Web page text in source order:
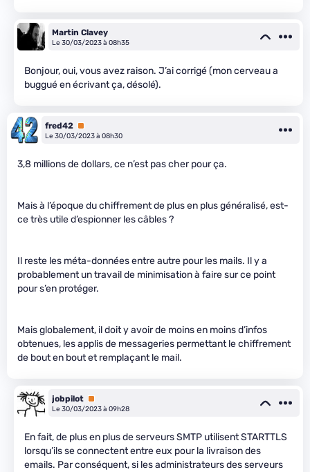
Martin Clavey
Le 30/03/2023 à 08h35
Bonjour, oui, vous avez raison. J’ai corrigé (mon cerveau a
buggué en écrivant ça, désolé).
fred42 Premium
Le 30/03/2023 à 08h30
3,8 millions de dollars, ce n’est pas cher pour ça.
Mais à l’époque du chiffrement de plus en plus généralisé, est-
ce très utile d’espionner les câbles ?
Il reste les méta-données entre autre pour les mails. Il y a
probablement un travail de minimisation à faire sur ce point
pour s’en protéger.
Mais globalement, il doit y avoir de moins en moins d’infos
obtenues, les applis de messageries permettant le chiffrement
de bout en bout et remplaçant le mail.
jobpilot Premium
Le 30/03/2023 à 09h28
En fait, de plus en plus de serveurs SMTP utilisent STARTTLS
lorsqu’ils se connectent entre eux pour la livraison des
emails. Par conséquent, si les administrateurs des serveurs